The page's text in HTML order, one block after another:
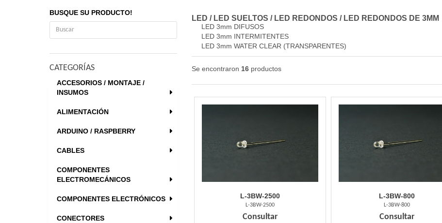
BUSQUE SU PRODUCTO!
CATEGORÍAS
ACCESORIOS / MONTAJE /
INSUMOS
ALIMENTACIÓN
ARDUINO / RASPBERRY
CABLES
COMPONENTES
ELECTROMECÁNICOS
COMPONENTES ELECTRÓNICOS
CONECTORES
LED / LED SUELTOS / LED REDONDOS / LED REDONDOS DE 3MM
LED 3mm DIFUSOS
LED 3mm INTERMITENTES
LED 3mm WATER CLEAR (TRANSPARENTES)
Se encontraron 16 productos
L-3BW-2500
L-3BW-2500
Consultar
L-3BW-800
L-3BW-800
Consultar